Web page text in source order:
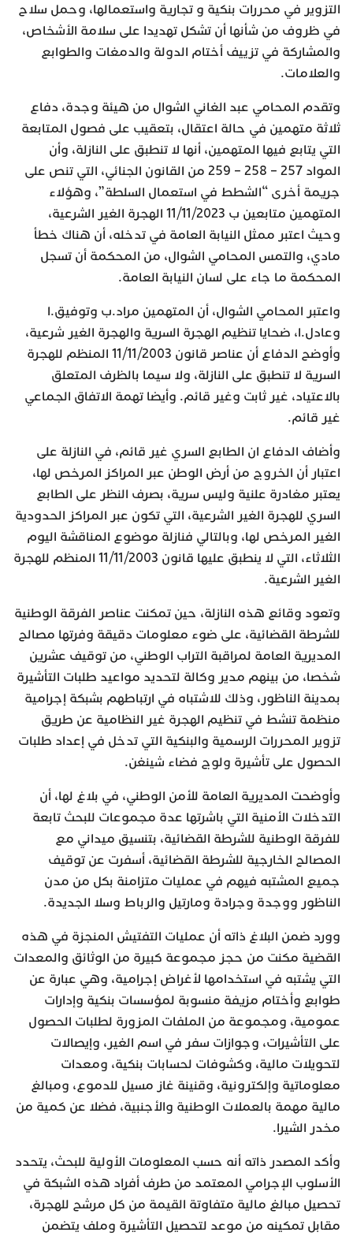
التزوير في محررات بنكية و تجارية واستعمالها، وحمل سلاح
في ظروف من شأنها أن تشكل تهديدا على سلامة الأشخاص،
والمشاركة في تزييف أختام الدولة والدمغات والطوابع
والعلامات.
وتقدم المحامي عبد الغاني الشوال من هيئة وجدة، دفاع
ثلاثة متهمين في حالة اعتقال، بتعقيب على فصول المتابعة
التي يتابع فيها المتهمين، أنها لا تنطبق على النازلة، وأن
المواد 257 – 258 – 259 من القانون الجنائي، التي تنص على
جريمة أخرى “الشطط في استعمال السلطة”، وهؤلاء
المتهمين متابعين ب 11/11/2023 الهجرة الغير الشرعية،
وحيث اعتبر ممثل النيابة العامة في تدخله، أن هناك خطأ
مادي، والتمس المحامي الشوال، من المحكمة أن تسجل
المحكمة ما جاء على لسان النيابة العامة.
واعتبر المحامي الشوال، أن المتهمين مراد.ب وتوفيق.ا
وعادل.ا، ضحايا تنظيم الهجرة السرية والهجرة الغير شرعية،
وأوضح الدفاع أن عناصر قانون 11/11/2003 المنظم للهجرة
السرية لا تنطبق على النازلة، ولا سيما بالظرف المتعلق
بالاعتياد، غير ثابت وغير قائم. وأيضا تهمة الاتفاق الجماعي
غير قائم.
وأضاف الدفاع ان الطابع السري غير قائم، في النازلة على
اعتبار أن الخروج من أرض الوطن عبر المراكز المرخص لها،
يعتبر مغادرة علنية وليس سرية، بصرف النظر على الطابع
السري للهجرة الغير الشرعية، التي تكون عبر المراكز الحدودية
الغير المرخص لها، وبالتالي فنازلة موضوع المناقشة اليوم
الثلاثاء، التي لا ينطبق عليها قانون 11/11/2003 المنظم للهجرة
الغير الشرعية.
وتعود وقائع هذه النازلة، حين تمكنت عناصر الفرقة الوطنية
للشرطة القضائية، على ضوء معلومات دقيقة وفرتها مصالح
المديرية العامة لمراقبة التراب الوطني، من توقيف عشرين
شخصا، من بينهم مدير وكالة لتحديد مواعيد طلبات التأشيرة
بمدينة الناظور، وذلك للاشتباه في ارتباطهم بشبكة إجرامية
منظمة تنشط في تنظيم الهجرة غير النظامية عن طريق
تزوير المحررات الرسمية والبنكية التي تدخل في إعداد طلبات
الحصول على تأشيرة ولوج فضاء شينغن.
وأوضحت المديرية العامة للأمن الوطني، في بلاغ لها، أن
التدخلات الأمنية التي باشرتها عدة مجموعات للبحث تابعة
للفرقة الوطنية للشرطة القضائية، بتنسيق ميداني مع
المصالح الخارجية للشرطة القضائية، أسفرت عن توقيف
جميع المشتبه فيهم في عمليات متزامنة بكل من مدن
الناظور ووجدة وجرادة ومارتيل والرباط وسلا الجديدة.
وورد ضمن البلاغ ذاته أن عمليات التفتيش المنجزة في هذه
القضية مكنت من حجز مجموعة كبيرة من الوثائق والمعدات
التي يشتبه في استخدامها لأغراض إجرامية، وهي عبارة عن
طوابع وأختام مزيفة منسوبة لمؤسسات بنكية وإدارات
عمومية، ومجموعة من الملفات المزورة لطلبات الحصول
على التأشيرات، وجوازات سفر في اسم الغير، وإيصالات
لتحويلات مالية، وكشوفات لحسابات بنكية، ومعدات
معلوماتية وإلكترونية، وقنينة غاز مسيل للدموع، ومبالغ
مالية مهمة بالعملات الوطنية والأجنبية، فضلا عن كمية من
مخدر الشيرا.
وأكد المصدر ذاته أنه حسب المعلومات الأولية للبحث، يتحدد
الأسلوب الإجرامي المعتمد من طرف أفراد هذه الشبكة في
تحصيل مبالغ مالية متفاوتة القيمة من كل مرشح للهجرة،
مقابل تمكينه من موعد لتحصيل التأشيرة وملف يتضمن